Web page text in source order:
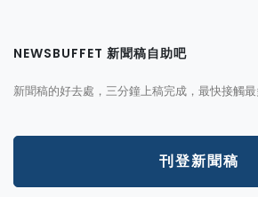
NEWSBUFFET 新聞稿自助吧
新聞稿的好去處，三分鐘上稿完成，最快接觸最
刊登新聞稿